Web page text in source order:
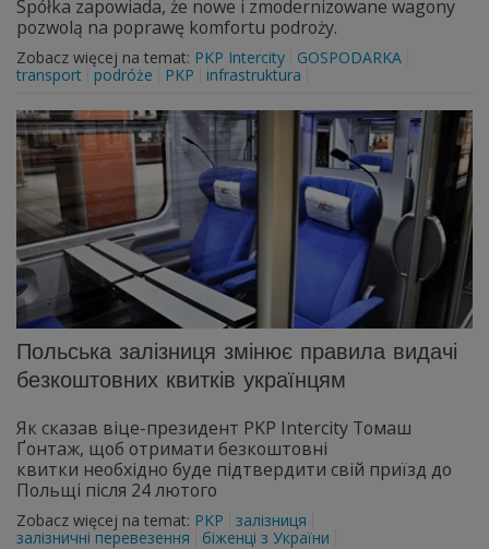
Spółka zapowiada, że nowe i zmodernizowane wagony
pozwolą na poprawę komfortu podroży.
Zobacz więcej na temat: PKP Intercity
GOSPODARKA
transport
podróże PKP infrastruktura
Польська залізниця змінює правила видачі
безкоштовних квитків українцям
Як сказав віце-президент PKP Intercity Томаш
Ґонтаж, щоб отримати безкоштовні
квитки необхідно буде підтвердити свій приїзд до
Польщі після 24 лютого
Zobacz więcej na temat: PKP
залізниця
залізничні перевезення
біженці з України